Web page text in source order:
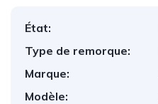
État:
Type de remorque:
Marque:
Modèle: